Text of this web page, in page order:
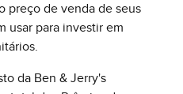
preço de venda de seus
usar para investir em
da Ben & Jerry's